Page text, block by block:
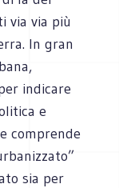
via via più
In gran
indicare
e
comprende
sia per